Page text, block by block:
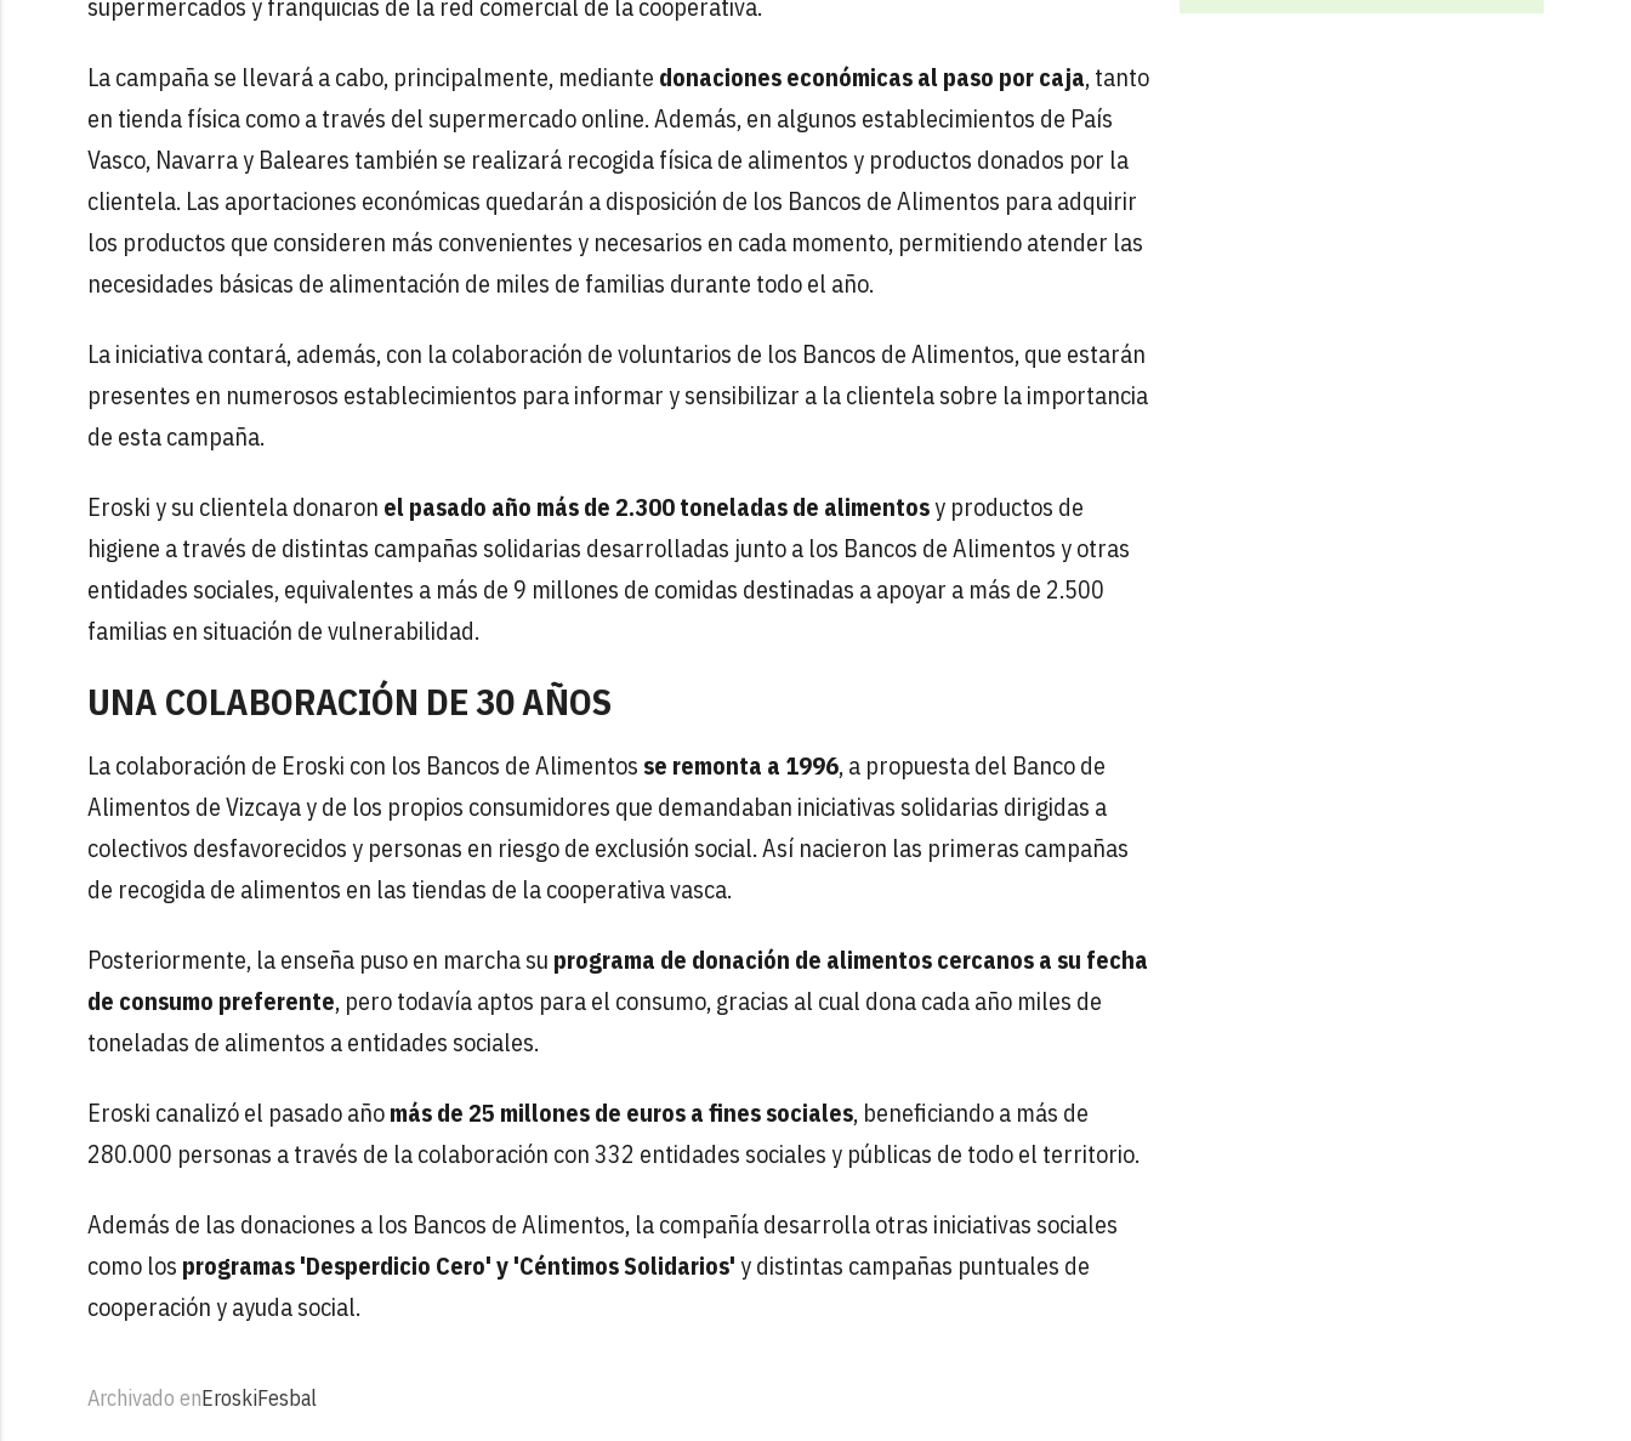
supermercados y franquicias de la red comercial de la cooperativa.
La campaña se llevará a cabo, principalmente, mediante donaciones económicas al paso por caja, tanto
en tienda física como a través del supermercado online. Además, en algunos establecimientos de País
Vasco, Navarra y Baleares también se realizará recogida física de alimentos y productos donados por la
clientela. Las aportaciones económicas quedarán a disposición de los Bancos de Alimentos para adquirir
los productos que consideren más convenientes y necesarios en cada momento, permitiendo atender las
necesidades básicas de alimentación de miles de familias durante todo el año.
La iniciativa contará, además, con la colaboración de voluntarios de los Bancos de Alimentos, que estarán
presentes en numerosos establecimientos para informar y sensibilizar a la clientela sobre la importancia
de esta campaña.
Eroski y su clientela donaron el pasado año más de 2.300 toneladas de alimentosy productos de
higiene a través de distintas campañas solidarias desarrolladas junto a los Bancos de Alimentos y otras
entidades sociales, equivalentes a más de 9 millones de comidas destinadas a apoyar a más de 2.500
familias en situación de vulnerabilidad.
UNA COLABORACIÓN DE 30 AÑOS
La colaboración de Eroski con los Bancos de Alimentos se remonta a 1996, a propuesta del Banco de
Alimentos de Vizcaya y de los propios consumidores que demandaban iniciativas solidarias dirigidas a
colectivos desfavorecidos y personas en riesgo de exclusión social. Así nacieron las primeras campañas
de recogida de alimentos en las tiendas de la cooperativa vasca.
Posteriormente, la enseña puso en marcha su programa de donación de alimentos cercanos a su fecha
de consumo preferente, pero todavía aptos para el consumo, gracias al cual dona cada año miles de
toneladas de alimentos a entidades sociales.
Eroski canalizó el pasado añomás de 25 millones de euros a fines sociales, beneficiando a más de
280.000 personas a través de la colaboración con 332 entidades sociales y públicas de todo el territorio.
Además de las donaciones a los Bancos de Alimentos, la compañía desarrolla otras iniciativas sociales
como los programas 'Desperdicio Cero' y 'Céntimos Solidarios'y distintas campañas puntuales de
cooperación y ayuda social.
Archivado enEroskiFesbal